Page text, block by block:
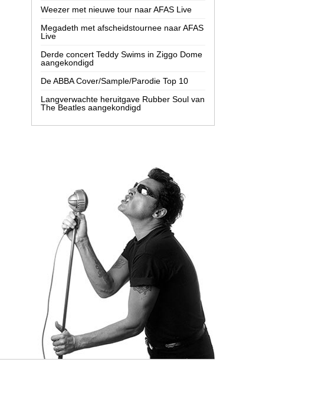
Weezer met nieuwe tour naar AFAS Live
Megadeth met afscheidstournee naar AFAS
Live
Derde concert Teddy Swims in Ziggo Dome
aangekondigd
De ABBA Cover/Sample/Parodie Top 10
Langverwachte heruitgave Rubber Soul van
The Beatles aangekondigd